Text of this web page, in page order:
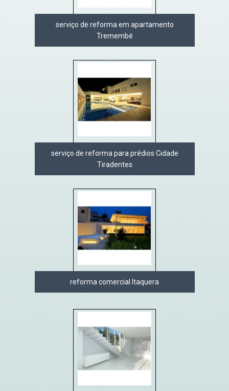
serviço de reforma em apartamento
Tremembé
serviço de reforma para prédios Cidade
Tiradentes
reforma comercial Itaquera